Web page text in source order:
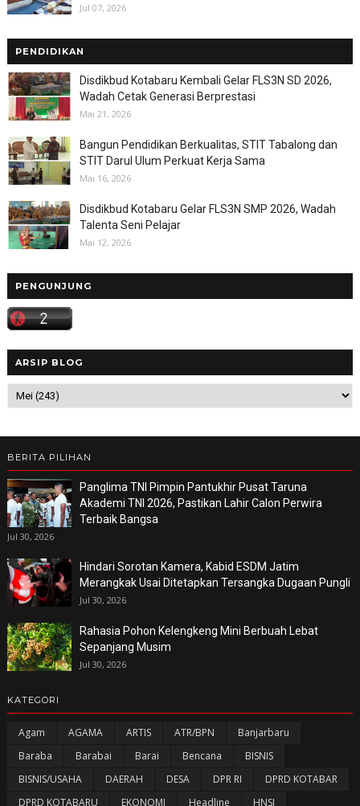
Jul 07, 2026
PENDIDIKAN
Disdikbud Kotabaru Kembali Gelar FLS3N SD 2026,
Wadah Cetak Generasi Berprestasi
Mai 21, 2026
Bangun Pendidikan Berkualitas, STIT Tabalong dan
STIT Darul Ulum Perkuat Kerja Sama
Mai 16, 2026
Disdikbud Kotabaru Gelar FLS3N SMP 2026, Wadah
Talenta Seni Pelajar
Mai 12, 2026
PENGUNJUNG
ARSIP BLOG
BERITA PILIHAN
Panglima TNI Pimpin Pantukhir Pusat Taruna
Akademi TNI 2026, Pastikan Lahir Calon Perwira
Terbaik Bangsa
Jul 30, 2026
Hindari Sorotan Kamera, Kabid ESDM Jatim
Merangkak Usai Ditetapkan Tersangka Dugaan Pungli
Jul 30, 2026
Rahasia Pohon Kelengkeng Mini Berbuah Lebat
Sepanjang Musim
Jul 30, 2026
KATEGORI
Agam AGAMA ARTIS ATR/BPN
Banjarbaru
Baraba
Barabai Barai Bencana
BISNIS
BISNIS/USAHA
DAERAH DESA DPR RI
DPRD KOTABAR
DPRD KOTABARU
EKONOMI Headline
HNSI